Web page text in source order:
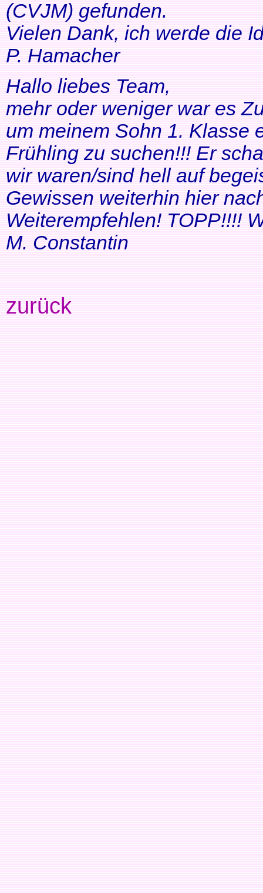
(CVJM) gefunden.
Vielen Dank, ich werde die
P. Hamacher
Hallo liebes Team,
mehr oder weniger war es
um meinem Sohn 1. Klasse
Frühling zu suchen!!! Er
wir waren/sind hell auf
Gewissen weiterhin hier
Weiterempfehlen! TOPP!!!!
M. Constantin
zurück